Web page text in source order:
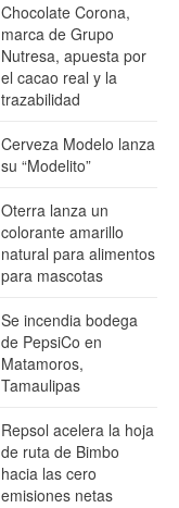
Chocolate Corona,
marca de Grupo
Nutresa, apuesta por
el cacao real y la
trazabilidad
Cerveza Modelo lanza
su “Modelito”
Oterra lanza un
colorante amarillo
natural para alimentos
para mascotas
Se incendia bodega
de PepsiCo en
Matamoros,
Tamaulipas
Repsol acelera la hoja
de ruta de Bimbo
hacia las cero
emisiones netas